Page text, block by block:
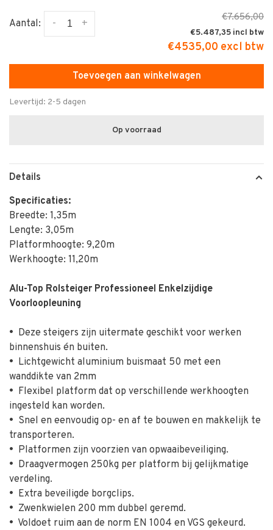
Aantal: +
-
€7.656,00
€5.487,35
€4535,00 excl btw
Toevoegen aan winkelwagen
Levertijd: 2-5 dagen
Op voorraad
Details
Specificaties:
Breedte: 1,35m
Lengte: 3,05m
Platformhoogte: 9,20m
Werkhoogte: 11,20m
Alu-Top Rolsteiger Professioneel Enkelzijdige
Voorloopleuning
• Deze steigers zijn uitermate geschikt voor werken
binnenshuis én buiten.
• Lichtgewicht aluminium buismaat 50 met een
wanddikte van 2mm
• Flexibel platform dat op verschillende werkhoogten
ingesteld kan worden.
• Snel en eenvoudig op- en af te bouwen en makkelijk te
transporteren.
• Platformen zijn voorzien van opwaaibeveiliging.
• Draagvermogen 250kg per platform bij gelijkmatige
verdeling.
• Extra beveiligde borgclips.
• Zwenkwielen 200 mm dubbel geremd.
• Voldoet ruim aan de norm EN 1004 en VGS gekeurd.